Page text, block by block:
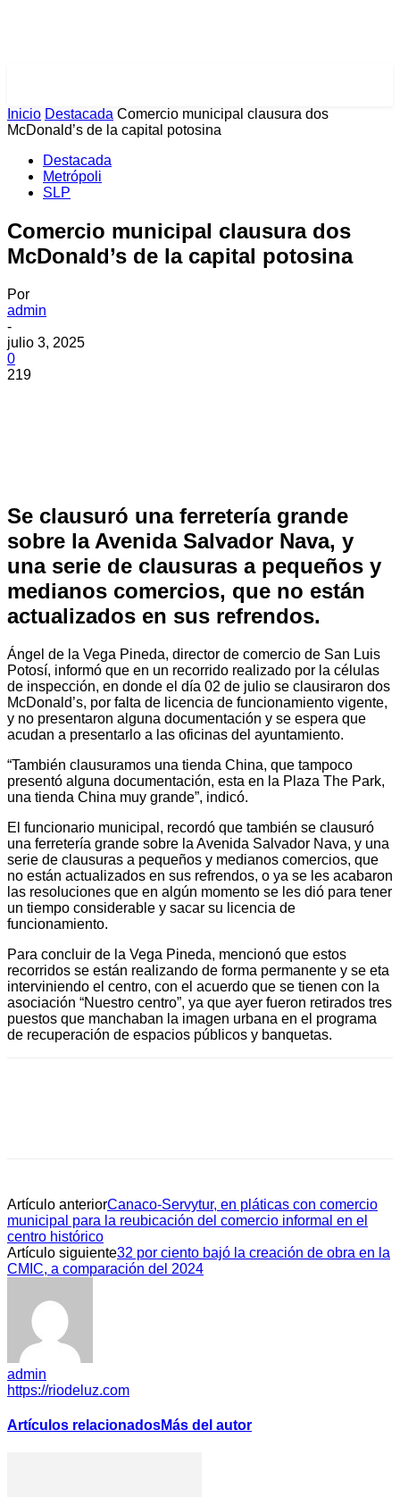
Inicio Destacada Comercio municipal clausura dos
McDonald’s de la capital potosina
Destacada
Metrópoli
SLP
Comercio municipal clausura dos
McDonald’s de la capital potosina
Por
admin
-
julio 3, 2025
0
219
Se clausuró una ferretería grande
sobre la Avenida Salvador Nava, y
una serie de clausuras a pequeños y
medianos comercios, que no están
actualizados en sus refrendos.
Ángel de la Vega Pineda, director de comercio de San Luis
Potosí, informó que en un recorrido realizado por la células
de inspección, en donde el día 02 de julio se clausiraron dos
McDonald’s, por falta de licencia de funcionamiento vigente,
y no presentaron alguna documentación y se espera que
acudan a presentarlo a las oficinas del ayuntamiento.
“También clausuramos una tienda China, que tampoco
presentó alguna documentación, esta en la Plaza The Park,
una tienda China muy grande”, indicó.
El funcionario municipal, recordó que también se clausuró
una ferretería grande sobre la Avenida Salvador Nava, y una
serie de clausuras a pequeños y medianos comercios, que
no están actualizados en sus refrendos, o ya se les acabaron
las resoluciones que en algún momento se les dió para tener
un tiempo considerable y sacar su licencia de
funcionamiento.
Para concluir de la Vega Pineda, mencionó que estos
recorridos se están realizando de forma permanente y se eta
interviniendo el centro, con el acuerdo que se tienen con la
asociación “Nuestro centro”, ya que ayer fueron retirados tres
puestos que manchaban la imagen urbana en el programa
de recuperación de espacios públicos y banquetas.
Artículo anteriorCanaco-Servytur, en pláticas con comercio
municipal para la reubicación del comercio informal en el
centro histórico
Artículo siguiente32 por ciento bajó la creación de obra en la
CMIC, a comparación del 2024
admin
https://riodeluz.com
Artículos relacionadosMás del autor